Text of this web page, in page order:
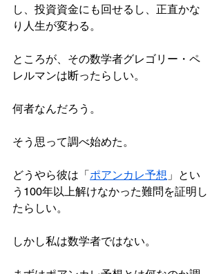
し、投資資金にも回せるし、正直かな
り人生が変わる。
ところが、その数学者グレゴリー・ペ
レルマンは断ったらしい。
何者なんだろう。
そう思って調べ始めた。
どうやら彼は「ポアンカレ予想 」とい
う100年以上解けなかった難問を証明し
たらしい。
しかし私は数学者ではない。